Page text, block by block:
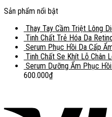
Sản phẩm nổi bật
Thay Tay Cầm Triệt Lông
Tinh Chất Trẻ Hóa Da
Serum Phục Hồi Da Cấp
Tinh Chất Se Khít Lỗ Chân
Serum Dưỡng Ẩm Phục
600.000₫